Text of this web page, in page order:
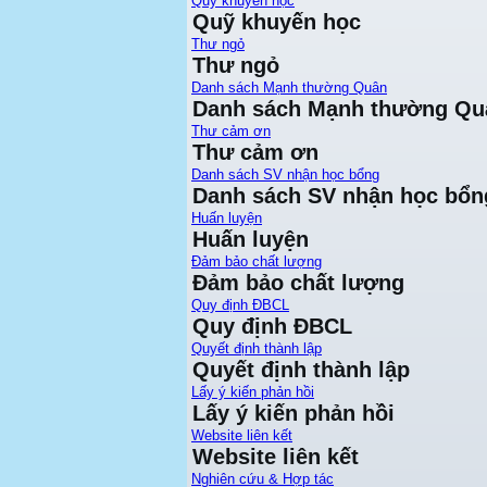
Quỹ khuyến học
Thư ngỏ
Thư ngỏ
Danh sách Mạnh thường Quân
Danh sách Mạnh thường
Thư cảm ơn
Thư cảm ơn
Danh sách SV nhận học bổng
Danh sách SV nhận học
Huấn luyện
Huấn luyện
Đảm bảo chất lượng
Đảm bảo chất lượng
Quy định ĐBCL
Quy định ĐBCL
Quyết định thành lập
Quyết định thành lập
Lấy ý kiến phản hồi
Lấy ý kiến phản hồi
Website liên kết
Website liên kết
Nghiên cứu & Hợp tác